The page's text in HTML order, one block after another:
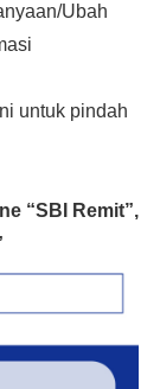
Ubah
untuk pindah
“SBI Remit”,